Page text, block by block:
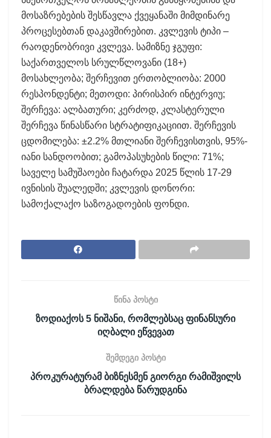
მოსაზრებების შესწავლა ქვეყანაში მიმდინარე
პროცესებთან დაკავშირებით. კვლევის ტიპი –
რაოდენობრივი კვლევა. სამიზნე ჯგუფი:
საქართველოს სრულწლოვანი (18+)
მოსახლეობა; შერჩევით ერთობლიობა: 2000
რესპონდენტი; მეთოდი: პირისპირ ინტერვიუ;
შერჩევა: ალბათური; კერძოდ, კლასტერული
შერჩევა წინასწარი სტრატიფიკაციით. შერჩევის
ცდომილება: ±2.2% მთლიანი შერჩევისთვის, 95%-
იანი სანდოობით; გამოპასუხების წილი: 71%;
საველე სამუშაოები ჩატარდა 2025 წლის 17-29
ივნისის შუალედში; კვლევის დონორი:
სამოქალაქო საზოგადოების ფონდი.
წინა პოსტი
ზოდიაქოს 5 ნიშანი, რომლებსაც ფინანსური
იღბალი ეწვევათ
შემდეგი პოსტი
პროკურატურამ ბიზნესმენ გიორგი რამიშვილს
ბრალდება წარუდგინა